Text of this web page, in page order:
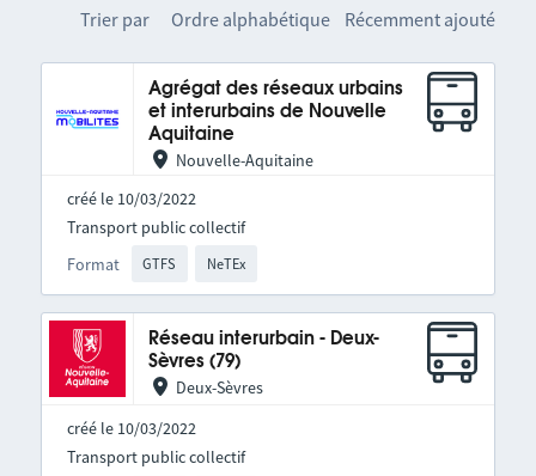
Trier par Ordre alphabétique Récemment ajouté
Agrégat des réseaux urbains
et interurbains de Nouvelle
Aquitaine
Nouvelle-Aquitaine
créé le 10/03/2022
Format GTFS NeTEx
Transport public collectif
Réseau interurbain - Deux-
Sèvres (79)
Deux-Sèvres
créé le 10/03/2022
Transport public collectif